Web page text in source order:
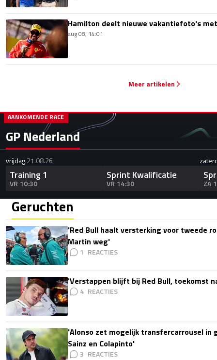
Hamilton deelt nieuwe vakantiefoto's
aug 08, 14:01
Meer artikelen
GP Nederland
AANKOMENDE RACE
vrijdag21.08.26
Training 1
VR 10:30
Sprint Kwalificatie
VR 14:30 ZA
Geruchten
'Red Bull haalt versterking voor tweede
Martin weg'
1
'Verstappen blijft bij Red Bull, toekomst
4
'Alonso zet mogelijk transfercarrousel in
Sainz en Colapinto'
3